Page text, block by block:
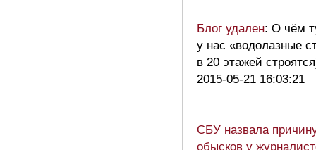
Блог удален: О чём
у нас «водолазные
в 20 этажей
2015-05-21 16:03:21
СБУ назвала
обысков у